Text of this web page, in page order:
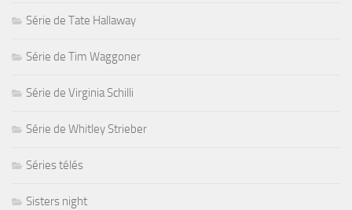
Série de Tate Hallaway
Série de Tim Waggoner
Série de Virginia Schilli
Série de Whitley Strieber
Séries télés
Sisters night